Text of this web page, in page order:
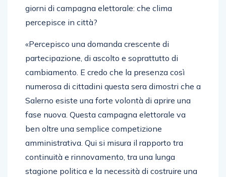
giorni di campagna elettorale: che clima
percepisce in città?
«Percepisco una domanda crescente di
partecipazione, di ascolto e soprattutto di
cambiamento. E credo che la presenza così
numerosa di cittadini questa sera dimostri che a
Salerno esiste una forte volontà di aprire una
fase nuova. Questa campagna elettorale va
ben oltre una semplice competizione
amministrativa. Qui si misura il rapporto tra
continuità e rinnovamento, tra una lunga
stagione politica e la necessità di costruire una